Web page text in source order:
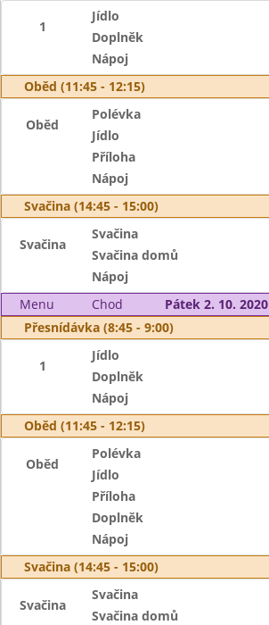
1
Jídlo
Doplněk
Nápoj
Oběd (11:45 - 12:15)
Oběd
Polévka
Jídlo
Příloha
Nápoj
Svačina (14:45 - 15:00)
Svačina
Svačina
Svačina domů
Nápoj
Menu
Chod
Pátek 2. 10. 2020
Přesnídávka (8:45 - 9:00)
1
Jídlo
Doplněk
Nápoj
Oběd (11:45 - 12:15)
Oběd
Polévka
Jídlo
Příloha
Doplněk
Nápoj
Svačina (14:45 - 15:00)
Svačina
Svačina
Svačina domů